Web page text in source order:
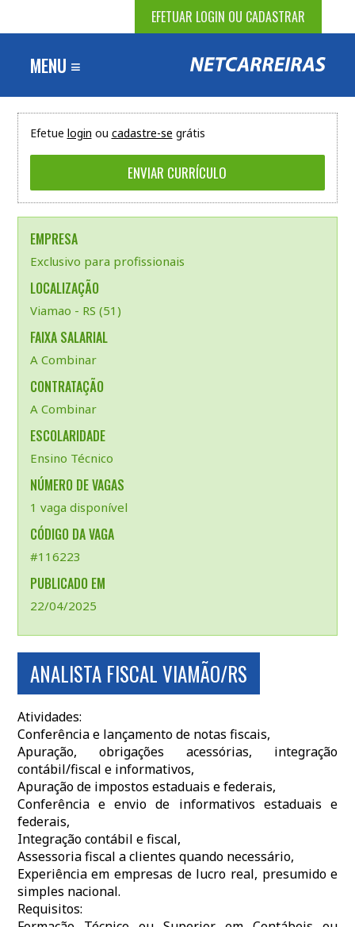
EFETUAR LOGIN OU CADASTRAR
MENU ≡
Efetue login ou cadastre-se grátis
EMPRESA
Exclusivo para profissionais
LOCALIZAÇÃO
Viamao - RS (51)
FAIXA SALARIAL
A Combinar
CONTRATAÇÃO
A Combinar
ESCOLARIDADE
Ensino Técnico
NÚMERO DE VAGAS
1 vaga disponível
CÓDIGO DA VAGA
#116223
PUBLICADO EM
22/04/2025
ANALISTA FISCAL VIAMÃO/RS
Atividades:
Conferência e lançamento de notas fiscais,
Apuração, obrigações acessórias, integração
contábil/fiscal e informativos,
Apuração de impostos estaduais e federais,
Conferência e envio de informativos estaduais e
federais,
Integração contábil e fiscal,
Assessoria fiscal a clientes quando necessário,
Experiência em empresas de lucro real, presumido e
simples nacional.
Requisitos: